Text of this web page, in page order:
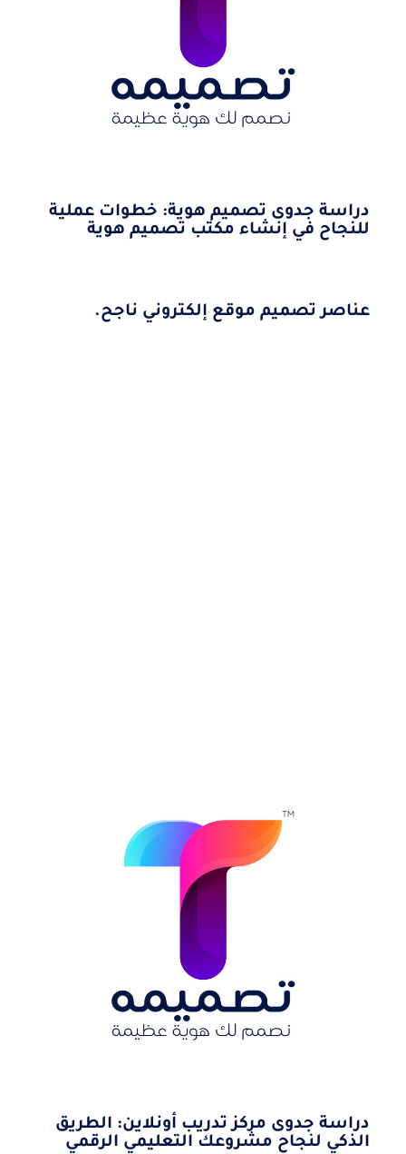
دراسة جدوى تصميم هوية: خطوات عملية
للنجاح في إنشاء مكتب تصميم هوية
عناصر تصميم موقع إلكتروني ناجح.
دراسة جدوى مركز تدريب أونلاين: الطريق
الذكي لنجاح مشروعك التعليمي الرقمي